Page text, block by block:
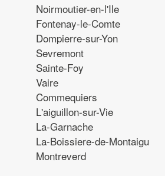
Noirmoutier-en-l'Ile
Fontenay-le-Comte
Dompierre-sur-Yon
Sevremont
Sainte-Foy
Vaire
Commequiers
L'aiguillon-sur-Vie
La-Garnache
La-Boissiere-de-Montaigu
Montreverd